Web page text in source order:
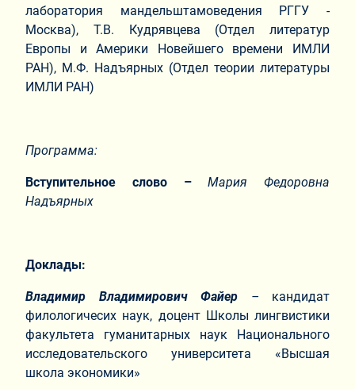
лаборатория мандельштамоведения РГГУ -
Москва), Т.В. Кудрявцева (Отдел литератур
Европы и Америки Новейшего времени ИМЛИ
РАН), М.Ф. Надъярных (Отдел теории литературы
ИМЛИ РАН)
Программа:
Вступительное слово –Мария Федоровна
Надъярных
Доклады:
Владимир Владимирович Файер – кандидат
филологичесих наук, доцент Школы лингвистики
факультета гуманитарных наук Национального
исследовательского университета «Высшая
школа экономики»